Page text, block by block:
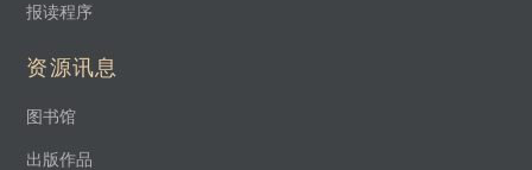
报读程序
资源讯息
图书馆
出版作品